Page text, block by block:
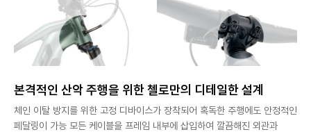
본격적인 산악 주행을 위한 첼로만의 디테일한 설계
체인 이탈 방지를 위한 고정 디바이스가 장착되어 혹독한 주행에도 안정적인
페달링이 가능 모든 케이블을 프레임 내부에 삽입하여 깔끔해진 외관과